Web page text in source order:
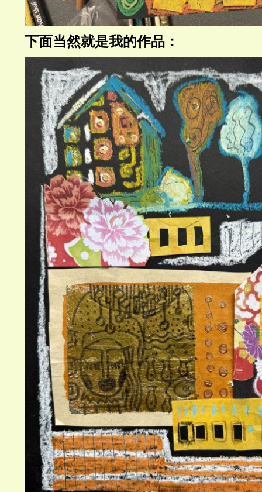
下面当然就是我的作品：